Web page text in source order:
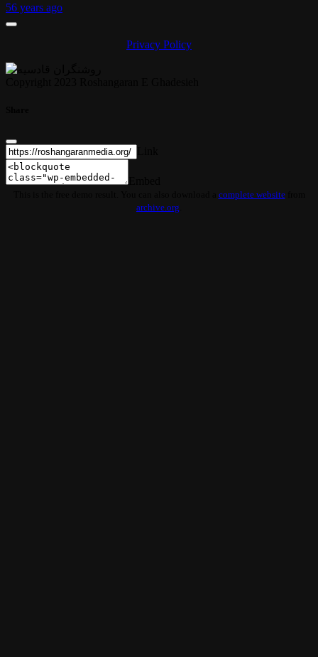
56 years ago
Privacy Policy
complete websitefrom
archive.org